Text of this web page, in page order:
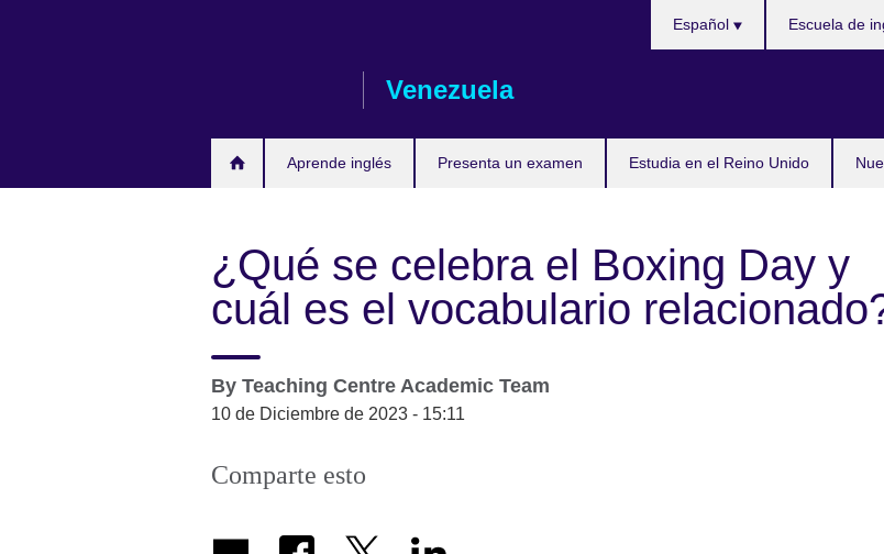
Venezuela
Aprende inglés Presenta un examen Estudia en el Reino Unido
Español Escuela de
¿Qué se celebra el Boxing Day y
cuál es el vocabulario
By Teaching Centre Academic Team
10 de Diciembre de 2023 - 15:11
Comparte esto